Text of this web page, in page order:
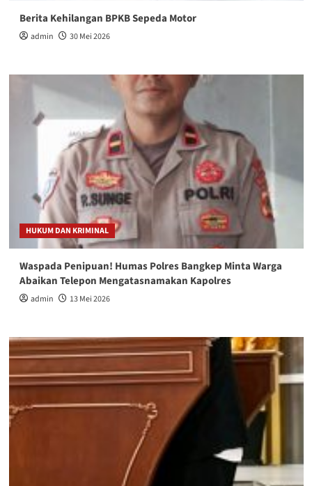
Berita Kehilangan BPKB Sepeda Motor
admin 30 Mei 2026
HUKUM DAN KRIMINAL
Waspada Penipuan! Humas Polres Bangkep Minta Warga
Abaikan Telepon Mengatasnamakan Kapolres
admin 13 Mei 2026